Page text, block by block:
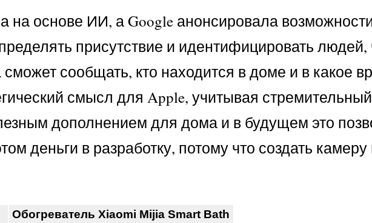
основе ИИ, а Google анонсировала
присутствие и идентифицировать людей,
сообщать, кто находится в доме и в какое
смысл для Apple, учитывая
дополнением для дома и в будущем это
деньги в разработку, потому что создать камеру
Обогреватель Xiaomi Mijia Smart Bath